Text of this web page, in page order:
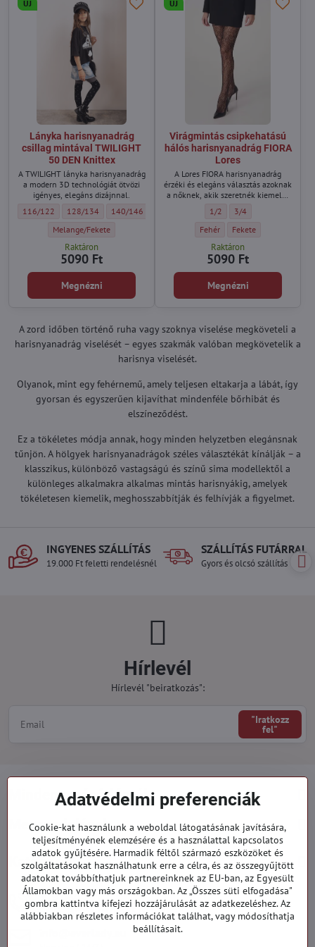
ÚJ
Lányka harisnyanadrág
csillag mintával TWILIGHT
50 DEN Knittex
A TWILIGHT lányka harisnyanadrág
a modern 3D technológiát ötvözi
igényes, elegáns dizájnnal.
Lányka harisnyanadrág csillag mintával TWILIGHT 50 DEN Knittex - Méret:
116/122 Lányka harisnyanadrág csillag mintával TWILIGHT 50 DEN Knittex -
128/134 Lányka harisnyanadrág csillag mintával TWILIGHT 50
140/146 Lányka harisnyanadrág csillag mintával
Lányka harisnyanadrág csillag mintával TWILIGHT 50 DEN Knittex - Szín:
Melange/Fekete
Raktáron
5090 Ft
Megnézni
ÚJ
Virágmintás csipkehatású
hálós harisnyanadrág FIORA
Lores
A Lores FIORA harisnyanadrág
érzéki és elegáns választás azoknak
a nőknek, akik szeretnék kiemelni
magabiztosságukat. A finom hálós
szerkezet romantikus virágmintás
luxus csipkeharisnyát idéző hatást
kelt, és minden összeállításnak
Virágmintás csipkehatású
1/2 Virágmintás
3/4
Virágmintás csipkehatású hálós
Fehér Virágmintás
Fekete
Raktáron
5090 Ft
Megnézni
A zord időben történő ruha vagy szoknya viselése megköveteli a
harisnyanadrág viselését – egyes szakmák valóban megkövetelik a
harisnya viselését.
Olyanok, mint egy fehérnemű, amely teljesen eltakarja a lábát, így
gyorsan és egyszerűen kijavíthat mindenféle bőrhibát és
elszíneződést.
Ez a tökéletes módja annak, hogy minden helyzetben elegánsnak
tűnjön. A hölgyek harisnyanadrágok széles választékát kínálják – a
klasszikus, különböző vastagságú és színű sima modellektől a
különleges alkalmakra alkalmas mintás harisnyákig, amelyek
tökéletesen kiemelik, meghosszabbítják és felhívják a figyelmet.
INGYENES SZÁLLÍTÁS
19.000 Ft feletti rendelésnél
SZÁLLÍTÁS FUTÁRRAL
Gyors és olcsó szállítás
Hírlevél
Hírlevél "beiratkozás":
"Iratkozz
fel"
Minden a vásárlásról
Megrendelések
Kategóriák
919 060 751
Hétfő - Péntek: 09:00 - 15:00 hod.
Adatvédelmi preferenciák
Cookie-kat használunk a weboldal látogatásának javítására,
teljesítményének elemzésére és a használattal kapcsolatos
adatok gyűjtésére. Harmadik féltől származó eszközöket és
szolgáltatásokat használhatunk erre a célra, és az összegyűjtött
adatokat továbbíthatjuk partnereinknek az EU-ban, az Egyesült
Államokban vagy más országokban. Az „Összes süti elfogadása"
gombra kattintva kifejezi hozzájárulását az adatkezeléshez. Az
alábbiakban részletes információkat találhat, vagy módosíthatja
beállításait.